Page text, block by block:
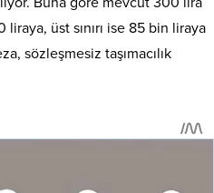
liraya, üst sınırı ise 85 bin liraya
sözleşmesiz taşımacılık